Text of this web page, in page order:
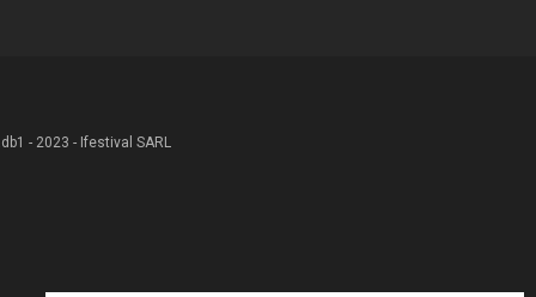
- 2023 - Ifestival SARL